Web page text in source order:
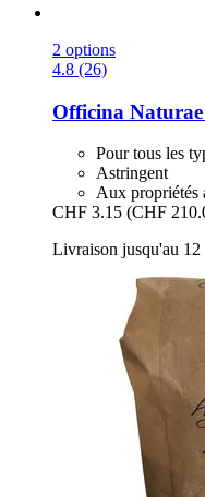
2 options
4.8 (26)
Officina Naturae
Pour tous les
Astringent
Aux propriétés
CHF 3.15 (CHF
Livraison jusqu'au 12